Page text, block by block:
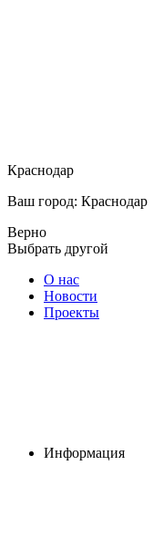
Краснодар
Ваш город: Краснодар
Верно
Выбрать другой
О нас
Новости
Проекты
Информация